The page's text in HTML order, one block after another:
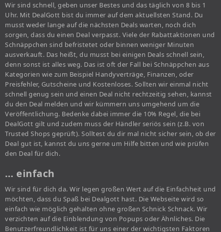
Wir sind schnell, geben unser Bestes und das täglich von 8 bis 1
Uhr. Mit DealGott bist du immer auf dem aktuellsten Stand. Du
musst weder lange auf die nächsten Deals warten, noch dich
sorgen, dass du einen Deal verpasst. Viele der Rabattaktionen und
Schnäppchen sind befristetet oder binnen weniger Minuten
ausverkauft. Das heißt, du musst bei einigen Deals schnell sein,
denn sonst ist alles weg. Das ist oft der Fall bei Schnäppchen aus
Kategorien wie zum Beispiel Handyverträge, Finanzen, oder
Preisfehler, Gutscheine und Kostenloses. Sollten wir einmal nicht
schnell genug sein und einen Deal nicht rechtzeitig sehen, kannst
du den Deal melden und wir kümmern uns umgehend um die
Veröffentlichung. Bedenke dabei immer die 10% Regel, die bei
DealGott gilt und zudem muss der Händler seriös sein (z.B. von
Trusted Shops geprüft). Solltest du dir mal nicht sicher sein, ob der
Deal gut ist, kannst du uns gerne um Hilfe bitten und wie prüfen
den Deal für dich.
… einfach
Wir sind für dich da. Wir legen großen Wert auf die Einfachheit und
möchten, dass du Spaß bei Dealgott hast. Die Webseite wird so
einfach wie möglich gehalten ohne großen Schnick Schnack. Wir
verzichten auf die Einblendung von Popups oder Ähnliches. Die
Benutzerfreundlichkeit ist für uns einer der wichtigsten Faktoren